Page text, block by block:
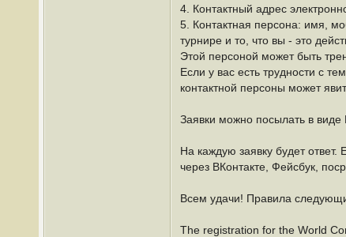
4. Контактный адрес
5. Контактная персона: имя,
турнире и то, что вы - это
Этой персоной может быть
Если у вас есть трудности с
контактной персоны может
Заявки можно посылать в
На каждую заявку будет ответ.
через ВКонтакте, Фейсбук,
Всем удачи! Правила
The registration for the World